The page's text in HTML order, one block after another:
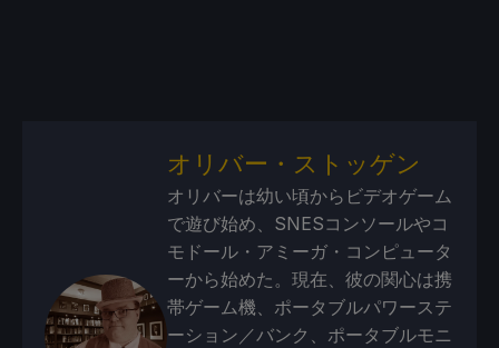
オリバー・ストッゲン
オリバーは幼い頃からビデオゲーム
で遊び始め、SNESコンソールやコ
モドール・アミーガ・コンピュータ
ーから始めた。現在、彼の関心は携
帯ゲーム機、ポータブルパワーステ
ーション／バンク、ポータブルモニ